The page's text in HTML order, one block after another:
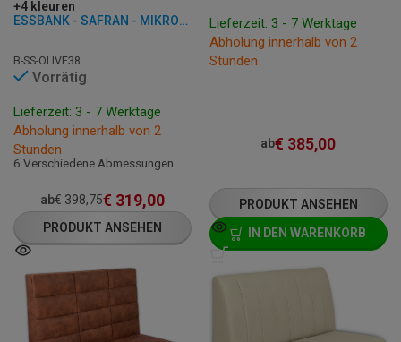
+4 kleuren
ESSBANK - SAFRAN - MIKROFASER
B-SS-OLIVE38
Vorrätig
Lieferzeit: 3 - 7 Werktage
Abholung innerhalb von 2
Stunden
6 Verschiedene Abmessungen
ab€398,75€ 319,00
PRODUKT ANSEHEN
Lieferzeit: 3 - 7 Werktage
Abholung innerhalb von 2
Stunden
ab€ 385,00
PRODUKT ANSEHEN
IN DEN WARENKORB